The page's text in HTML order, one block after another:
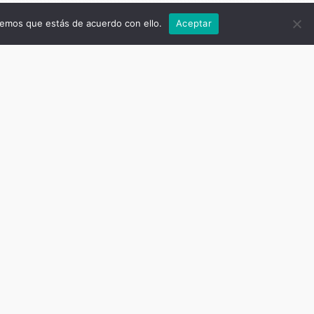
que estás de acuerdo con ello. Aceptar